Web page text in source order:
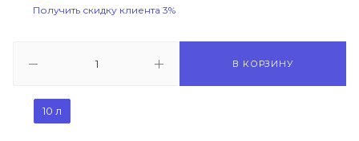
Получить скидку клиента 3%
В КОРЗИНУ
10 л